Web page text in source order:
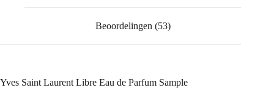
Beoordelingen (53)
Yves Saint Laurent Libre Eau de Parfum Sample